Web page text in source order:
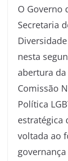
O Governo
Secretaria
nesta
abertura da
Comissão
Política
estratégica
voltada ao